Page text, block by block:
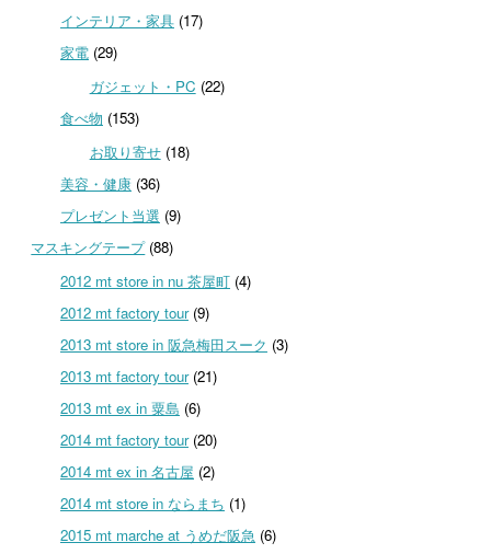
インテリア・家具(17)
家電(29)
ガジェット・PC (22)
食べ物 (153)
お取り寄せ(18)
美容・健康(36)
プレゼント当選 (9)
マスキングテープ(88)
2012 mt store in nu 茶屋町(4)
2012 mt factory tour(9)
2013 mt store in 阪急梅田スーク (3)
2013 mt factory tour(21)
2013 mt ex in 粟島 (6)
2014 mt factory tour(20)
2014 mt ex in 名古屋 (2)
2014 mt store in ならまち (1)
2015 mt marche at うめだ阪急 (6)